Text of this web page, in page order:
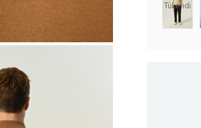
Tükendi